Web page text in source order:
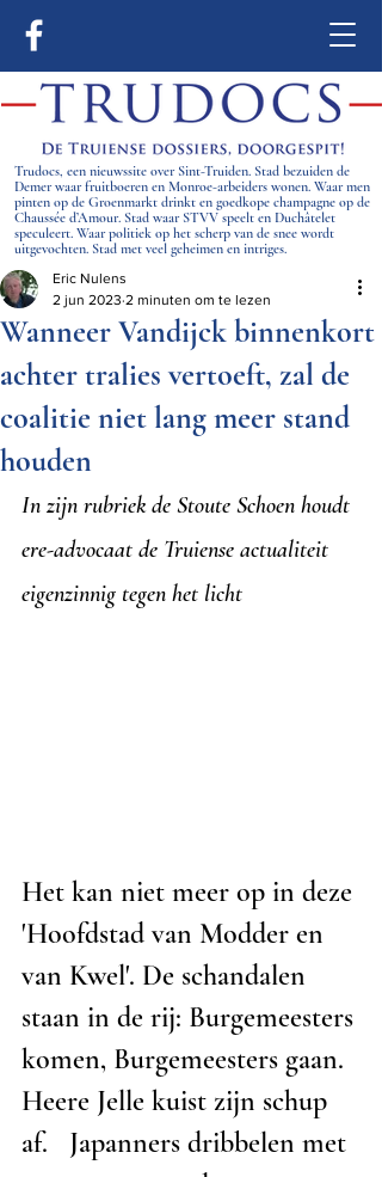
Trudocs, een nieuwssite over Sint-Truiden. Stad bezuiden de
Demer waar fruitboeren en Monroe-arbeiders wonen. Waar men
pinten op de Groenmarkt drinkt en goedkope champagne op de
Chaussée d’Amour. Stad waar STVV speelt en Duchâtelet
speculeert. Waar politiek op het scherp van de snee wordt
uitgevochten. Stad met veel geheimen en intriges.
Wanneer Vandijck binnenkort
achter tralies vertoeft, zal de
coalitie niet lang meer stand
houden
Eric Nulens
2 jun 2023 2 minuten om te lezen
In zijn rubriek de Stoute Schoen houdt
ere-advocaat de Truiense actualiteit
eigenzinnig tegen het licht
Het kan niet meer op in deze
'Hoofdstad van Modder en
van Kwel'. De schandalen
staan in de rij: Burgemeesters
komen, Burgemeesters gaan.
Heere Jelle kuist zijn schup
af.   Japanners dribbelen met